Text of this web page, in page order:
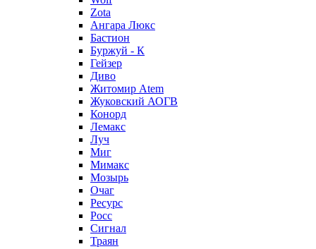
Zota
Ангара Люкс
Бастион
Буржуй - К
Гейзер
Диво
Житомир Аtem
Жуковский АОГВ
Конорд
Лемакс
Луч
Миг
Мимакс
Мозырь
Очаг
Ресурс
Росс
Сигнал
Траян